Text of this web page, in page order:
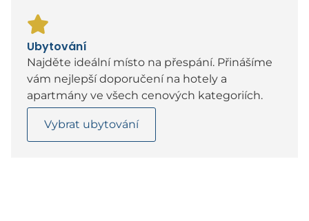
Ubytování
Najděte ideální místo na přespání. Přinášíme
vám nejlepší doporučení na hotely a
apartmány ve všech cenových kategoriích.
Vybrat ubytování